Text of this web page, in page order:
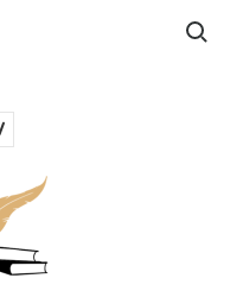
Search
Wikipedia